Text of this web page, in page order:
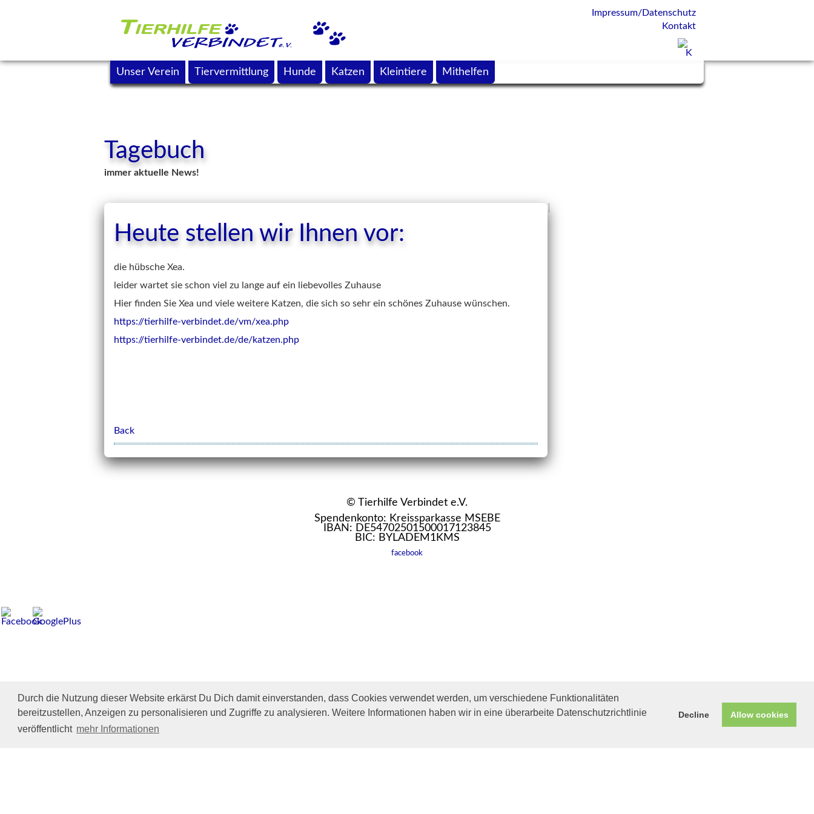
Durch die Nutzung dieser Website erkärst Du Dich damit einverstanden, dass Cookies verwendet werden, um verschiedene Funktionalitäten
bereitzustellen, Anzeigen zu personalisieren und Zugriffe zu analysieren. Weitere Informationen haben wir in eine überarbeite Datenschutzrichtlinie
veröffentlicht mehr Informationen
Decline Allow cookies
Tagebuch
immer aktuelle News!
Heute stellen wir Ihnen vor:
die hübsche Xea.
leider wartet sie schon viel zu lange auf ein liebevolles Zuhause
Hier finden Sie Xea und viele weitere Katzen, die sich so sehr ein schönes Zuhause wünschen.
https://tierhilfe-verbindet.de/vm/xea.php
https://tierhilfe-verbindet.de/de/katzen.php
Back
© Tierhilfe Verbindet e.V.
Spendenkonto: Kreissparkasse MSEBE
IBAN: DE54702501500017123845
BIC: BYLADEM1KMS
facebook
Impressum/Datenschutz
Kontakt
Helfen Sie mit!
Impressum/DatenschutzTierhilfe Verbindet (c)
Unser Verein Tiervermittlung Hunde Katzen Kleintiere Mithelfen